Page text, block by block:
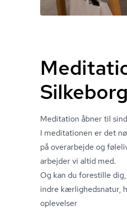
Silkeborg
Meditation åbner til
I meditationen er det
på overarbejde og
arbejder vi altid med.
Og kan du forestille
indre kær­lig­heds­na­tur,
oplevelser